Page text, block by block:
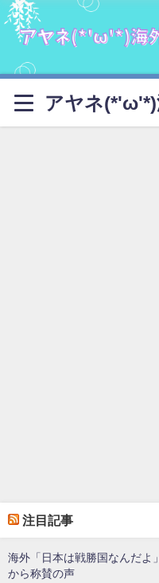
アヤネ(*'ω'*)
注目記事
海外「日本は戦勝国なんだよ
から称賛の声